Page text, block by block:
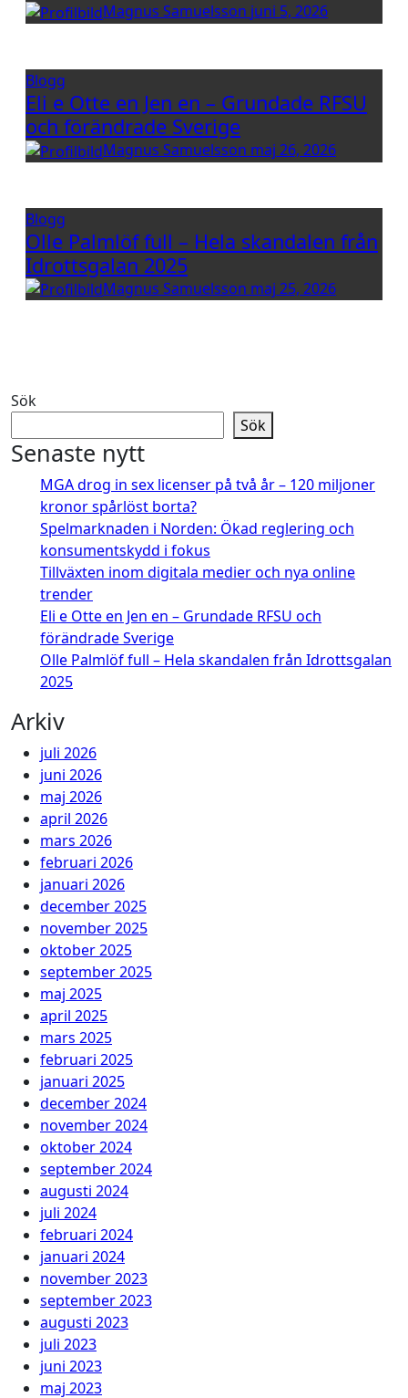
Magnus Samuelsson juni 5, 2026
Blogg
Eli e Otte en Jen en – Grundade RFSU
och förändrade Sverige
Magnus Samuelsson maj 26, 2026
Blogg
Olle Palmlöf full – Hela skandalen från
Idrottsgalan 2025
Magnus Samuelsson maj 25, 2026
Sök
Sök
Senaste nytt
MGA drog in sex licenser på två år – 120 miljoner
kronor spårlöst borta?
Spelmarknaden i Norden: Ökad reglering och
konsumentskydd i fokus
Tillväxten inom digitala medier och nya online
trender
Eli e Otte en Jen en – Grundade RFSU och
förändrade Sverige
Olle Palmlöf full – Hela skandalen från Idrottsgalan
2025
Arkiv
juli 2026
juni 2026
maj 2026
april 2026
mars 2026
februari 2026
januari 2026
december 2025
november 2025
oktober 2025
september 2025
maj 2025
april 2025
mars 2025
februari 2025
januari 2025
december 2024
november 2024
oktober 2024
september 2024
augusti 2024
juli 2024
februari 2024
januari 2024
november 2023
september 2023
augusti 2023
juli 2023
juni 2023
maj 2023